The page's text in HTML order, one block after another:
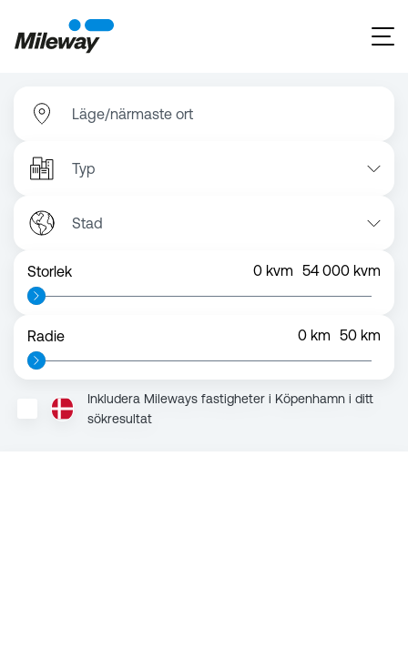
Läge/närmaste ort
Typ
Stad
Storlek 0 kvm 54 000 kvm
Radie 0 km 50 km
Inkludera Mileways fastigheter i Köpenhamn i ditt
sökresultat